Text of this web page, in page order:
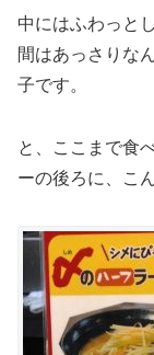
中にはふわっと
間はあっさりな
子です。
と、ここまで食
ーの後ろに、こ